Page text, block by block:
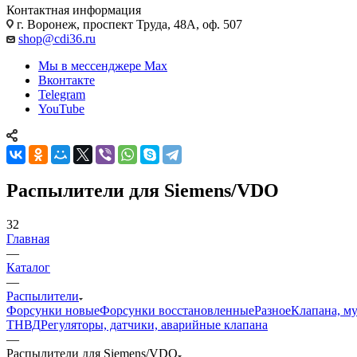
Контактная информация
г. Воронеж, проспект Труда, 48А, оф. 507
shop@cdi36.ru
Мы в мессенджере Max
Вконтакте
Telegram
YouTube
Распылители для Siemens/VDO
32
Главная
—
Каталог
—
Распылители
Форсунки новыеФорсунки восстановленныеРазноеКлапана,
ТНВДРегуляторы, датчики, аварийные клапана
—
Распылители для Siemens/VDO